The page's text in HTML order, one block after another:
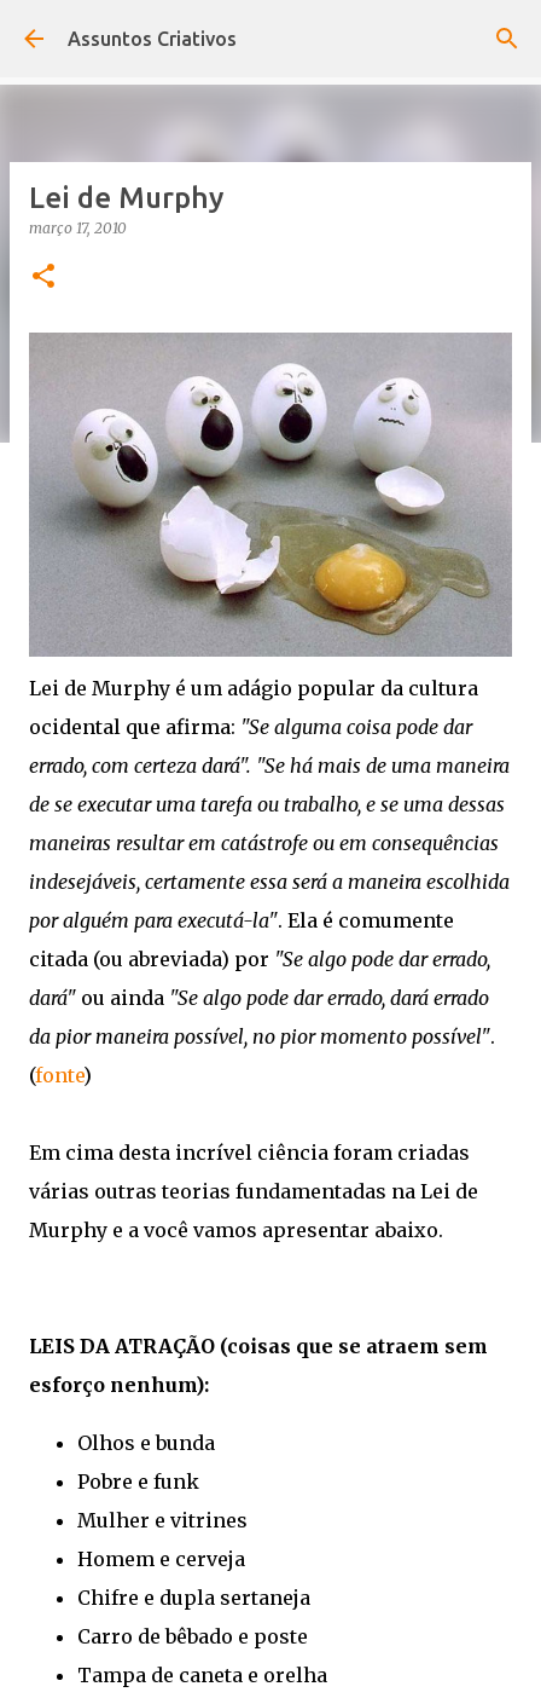
Pular para o conteúdo principal
Assuntos Criativos
Lei de Murphy
março 17, 2010
Lei de Murphy é um adágio popular da cultura
ocidental que afirma: "Se alguma coisa pode dar
errado, com certeza dará". "Se há mais de uma maneira
de se executar uma tarefa ou trabalho, e se uma dessas
maneiras resultar em catástrofe ou em consequências
indesejáveis, certamente essa será a maneira escolhida
por alguém para executá-la". Ela é comumente
citada (ou abreviada) por "Se algo pode dar errado,
dará" ou ainda "Se algo pode dar errado, dará errado
da pior maneira possível, no pior momento possível".
(fonte)
Em cima desta incrível ciência foram criadas
várias outras teorias fundamentadas na Lei de
Murphy e a você vamos apresentar abaixo.
LEIS DA ATRAÇÃO (coisas que se atraem sem
esforço nenhum):
Olhos e bunda
Pobre e funk
Mulher e vitrines
Homem e cerveja
Chifre e dupla sertaneja
Carro de bêbado e poste
Tampa de caneta e orelha